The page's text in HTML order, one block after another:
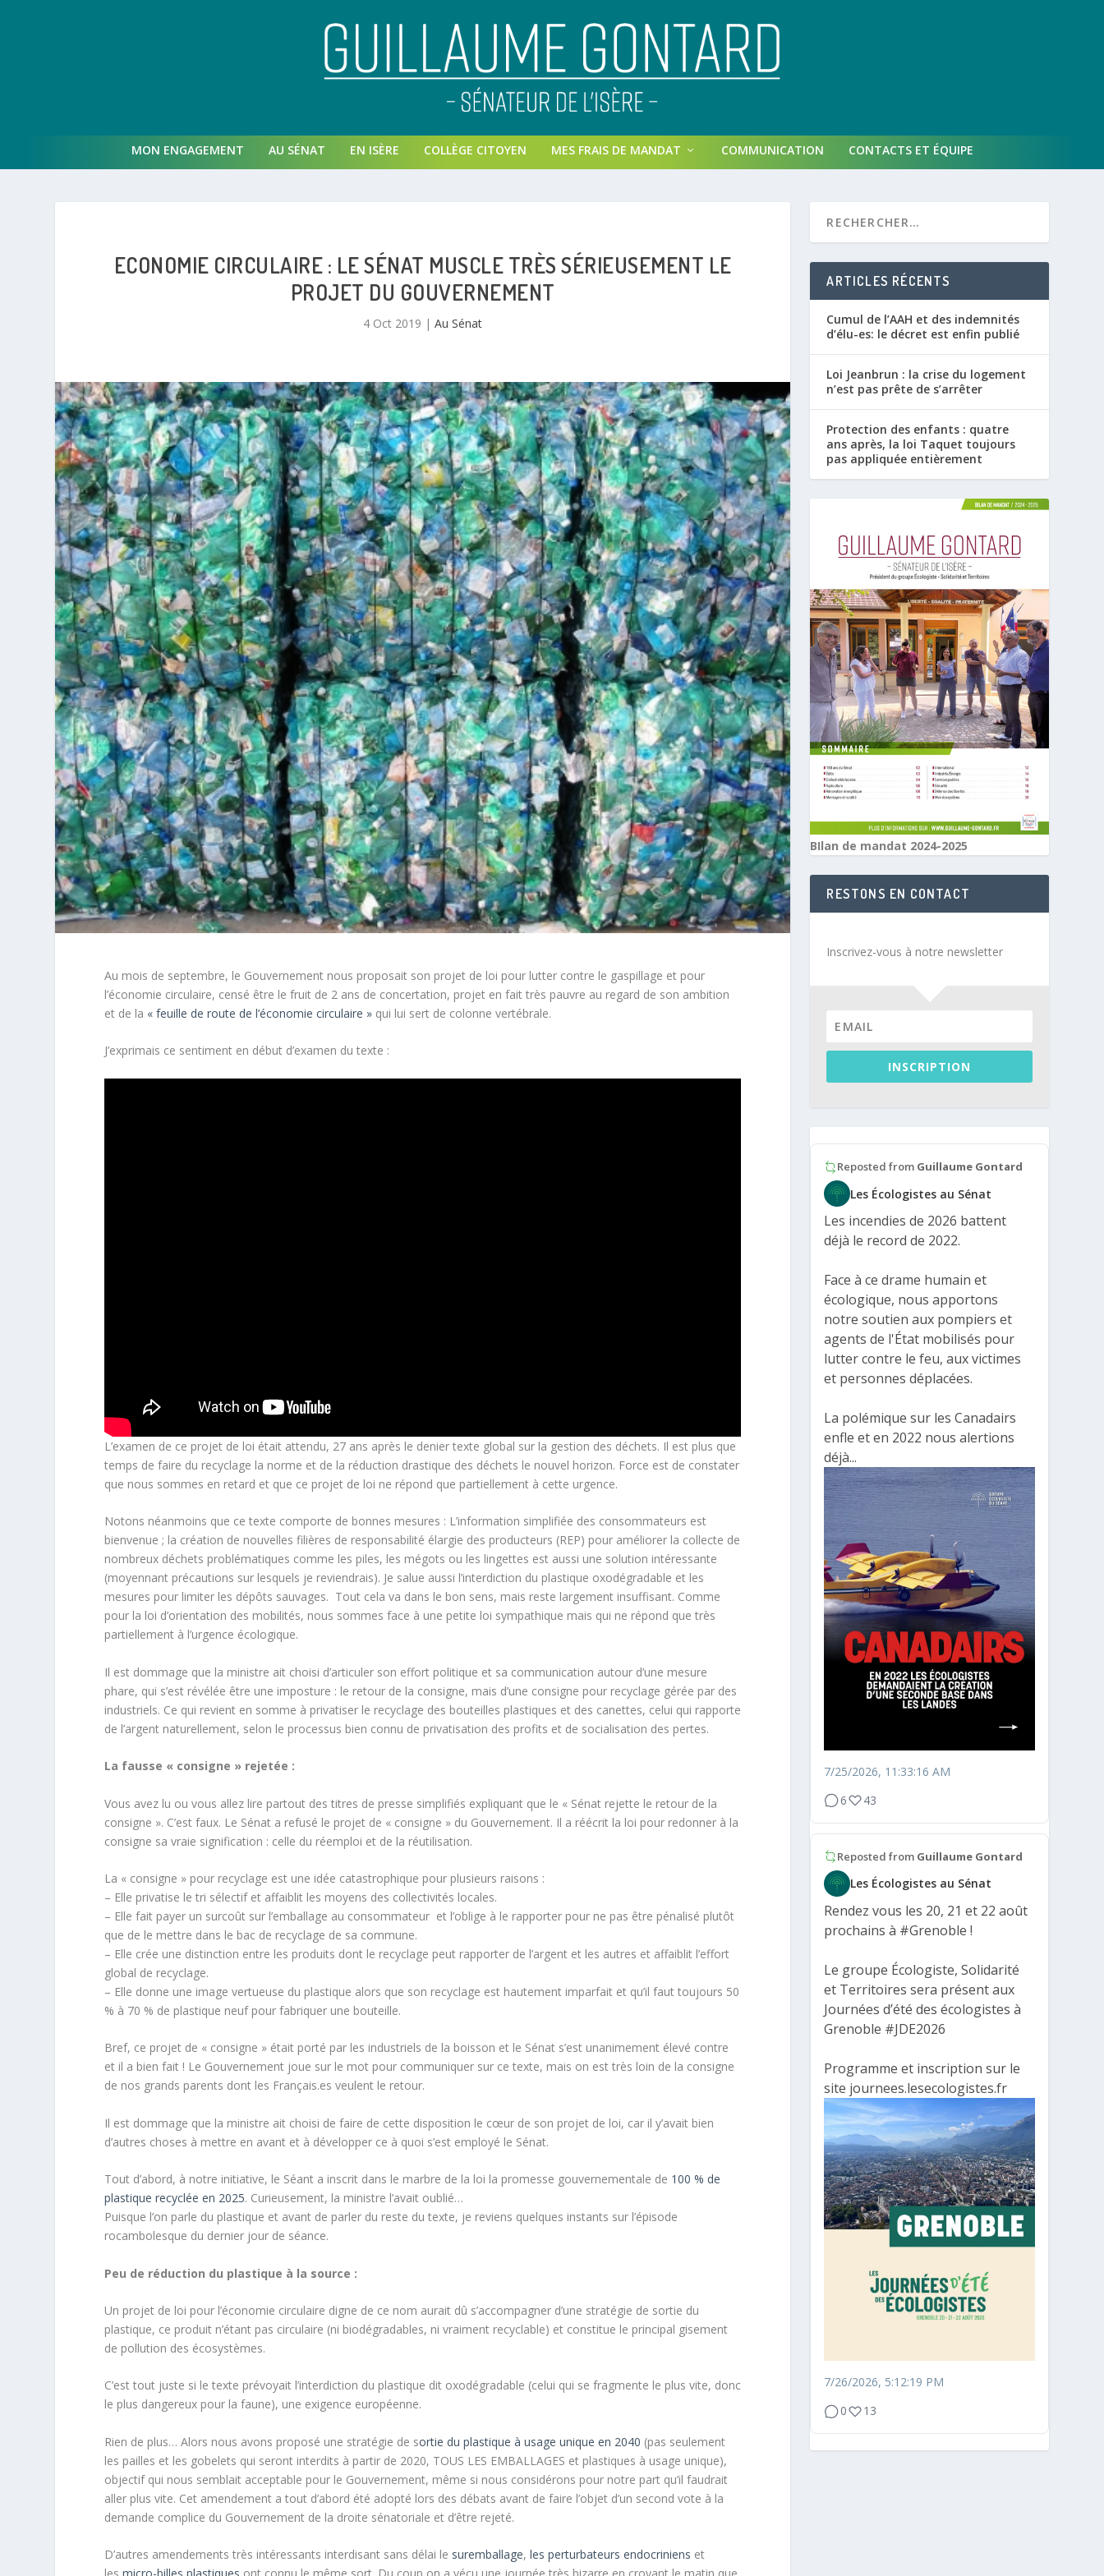
MON ENGAGEMENT AU SÉNAT EN ISÈRE COLLÈGE CITOYEN MES FRAIS DE MANDAT COMMUNICATION CONTACTS ET ÉQUIPE
ECONOMIE CIRCULAIRE : LE SÉNAT MUSCLE TRÈS SÉRIEUSEMENT LE
PROJET DU GOUVERNEMENT
4 Oct 2019 |Au Sénat
Au mois de septembre, le Gouvernement nous proposait son projet de loi pour lutter contre le gaspillage et pour
l’économie circulaire, censé être le fruit de 2 ans de concertation, projet en fait très pauvre au regard de son ambition
et de la « feuille de route de l’économie circulaire » qui lui sert de colonne vertébrale.
J’exprimais ce sentiment en début d’examen du texte :
L’examen de ce projet de loi était attendu, 27 ans après le denier texte global sur la gestion des déchets. Il est plus que
temps de faire du recyclage la norme et de la réduction drastique des déchets le nouvel horizon. Force est de constater
que nous sommes en retard et que ce projet de loi ne répond que partiellement à cette urgence.
Notons néanmoins que ce texte comporte de bonnes mesures : L’information simplifiée des consommateurs est
bienvenue ; la création de nouvelles filières de responsabilité élargie des producteurs (REP) pour améliorer la collecte de
nombreux déchets problématiques comme les piles, les mégots ou les lingettes est aussi une solution intéressante
(moyennant précautions sur lesquels je reviendrais). Je salue aussi l’interdiction du plastique oxodégradable et les
mesures pour limiter les dépôts sauvages. Tout cela va dans le bon sens, mais reste largement insuffisant. Comme
pour la loi d’orientation des mobilités, nous sommes face à une petite loi sympathique mais qui ne répond que très
partiellement à l’urgence écologique.
Il est dommage que la ministre ait choisi d’articuler son effort politique et sa communication autour d’une mesure
phare, qui s’est révélée être une imposture : le retour de la consigne, mais d’une consigne pour recyclage gérée par des
industriels. Ce qui revient en somme à privatiser le recyclage des bouteilles plastiques et des canettes, celui qui rapporte
de l’argent naturellement, selon le processus bien connu de privatisation des profits et de socialisation des pertes.
La fausse « consigne » rejetée :
Vous avez lu ou vous allez lire partout des titres de presse simplifiés expliquant que le « Sénat rejette le retour de la
consigne ». C’est faux. Le Sénat a refusé le projet de « consigne » du Gouvernement. Il a réécrit la loi pour redonner à la
consigne sa vraie signification : celle du réemploi et de la réutilisation.
La « consigne » pour recyclage est une idée catastrophique pour plusieurs raisons :
– Elle privatise le tri sélectif et affaiblit les moyens des collectivités locales.
– Elle fait payer un surcoût sur l’emballage au consommateur et l’oblige à le rapporter pour ne pas être pénalisé plutôt
que de le mettre dans le bac de recyclage de sa commune.
– Elle crée une distinction entre les produits dont le recyclage peut rapporter de l’argent et les autres et affaiblit l’effort
global de recyclage.
– Elle donne une image vertueuse du plastique alors que son recyclage est hautement imparfait et qu’il faut toujours 50
% à 70 % de plastique neuf pour fabriquer une bouteille.
Bref, ce projet de « consigne » était porté par les industriels de la boisson et le Sénat s’est unanimement élevé contre
et il a bien fait ! Le Gouvernement joue sur le mot pour communiquer sur ce texte, mais on est très loin de la consigne
de nos grands parents dont les Français.es veulent le retour.
Il est dommage que la ministre ait choisi de faire de cette disposition le cœur de son projet de loi, car il y’avait bien
d’autres choses à mettre en avant et à développer ce à quoi s’est employé le Sénat.
Tout d’abord, à notre initiative, le Séant a inscrit dans le marbre de la loi la promesse gouvernementale de 100 % de
plastique recyclée en 2025. Curieusement, la ministre l’avait oublié…
Puisque l’on parle du plastique et avant de parler du reste du texte, je reviens quelques instants sur l’épisode
rocambolesque du dernier jour de séance.
Peu de réduction du plastique à la source :
Un projet de loi pour l’économie circulaire digne de ce nom aurait dû s’accompagner d’une stratégie de sortie du
plastique, ce produit n’étant pas circulaire (ni biodégradables, ni vraiment recyclable) et constitue le principal gisement
de pollution des écosystèmes.
C’est tout juste si le texte prévoyait l’interdiction du plastique dit oxodégradable (celui qui se fragmente le plus vite, donc
le plus dangereux pour la faune), une exigence européenne.
Rien de plus… Alors nous avons proposé une stratégie de sortie du plastique à usage unique en 2040 (pas seulement
les pailles et les gobelets qui seront interdits à partir de 2020, TOUS LES EMBALLAGES et plastiques à usage unique),
objectif qui nous semblait acceptable pour le Gouvernement, même si nous considérons pour notre part qu’il faudrait
aller plus vite. Cet amendement a tout d’abord été adopté lors des débats avant de faire l’objet d’un second vote à la
demande complice du Gouvernement de la droite sénatoriale et d’être rejeté.
D’autres amendements très intéressants interdisant sans délai le suremballage,les perturbateurs endocriniens et
ARTICLES RÉCENTS
Cumul de l’AAH et des indemnités
d’élu-es: le décret est enfin publié
Loi Jeanbrun : la crise du logement
n’est pas prête de s’arrêter
Protection des enfants : quatre
ans après, la loi Taquet toujours
pas appliquée entièrement
BIlan de mandat 2024-2025
RESTONS EN CONTACT
Inscrivez-vous à notre newsletter
INSCRIPTION
Reposted from Guillaume Gontard
Les Écologistes au Sénat
Les incendies de 2026 battent
déjà le record de 2022.
Face à ce drame humain et
écologique, nous apportons
notre soutien aux pompiers et
agents de l'État mobilisés pour
lutter contre le feu, aux victimes
et personnes déplacées.
La polémique sur les Canadairs
enfle et en 2022 nous alertions
déjà...
7/25/2026, 11:33:16 AM
6
43
Reposted from Guillaume Gontard
Les Écologistes au Sénat
Rendez vous les 20, 21 et 22 août
prochains à #Grenoble !
Le groupe Écologiste, Solidarité
et Territoires sera présent aux
Journées d’été des écologistes à
Grenoble #JDE2026
Programme et inscription sur le
site journees.lesecologistes.fr
7/26/2026, 5:12:19 PM
0
13